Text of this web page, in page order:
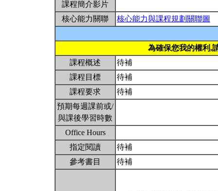
課程簡介影片
核心能力關聯
核心能力與課程規劃關聯圖
為確保您我的權利,
課程概述
待補
課程目標
待補
課程要求
待補
預期每週課前或/
與課後學習時數
Office Hours
指定閱讀
待補
參考書目
待補